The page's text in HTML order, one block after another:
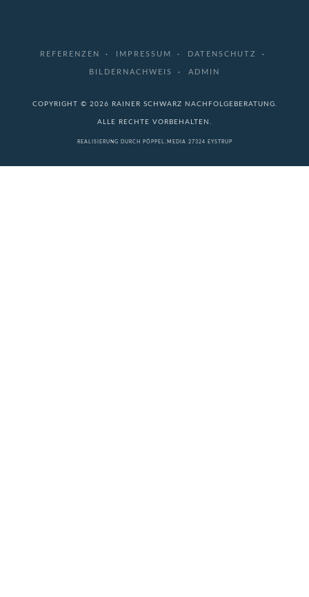
REFERENZEN IMPRESSUM DATENSCHUTZ
BILDERNACHWEIS ADMIN
COPYRIGHT © 2026 RAINER SCHWARZ NACHFOLGEBERATUNG.
ALLE RECHTE VORBEHALTEN.
REALISIERUNG DURCH PÖPPEL.MEDIA 27324 EYSTRUP